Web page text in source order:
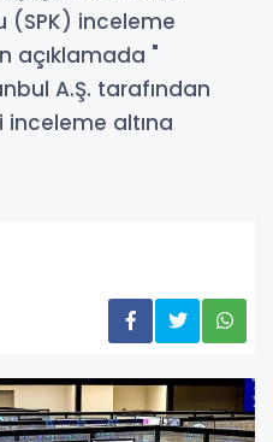
(SPK) inceleme
açıklamada "
A.Ş. tarafından
inceleme altına